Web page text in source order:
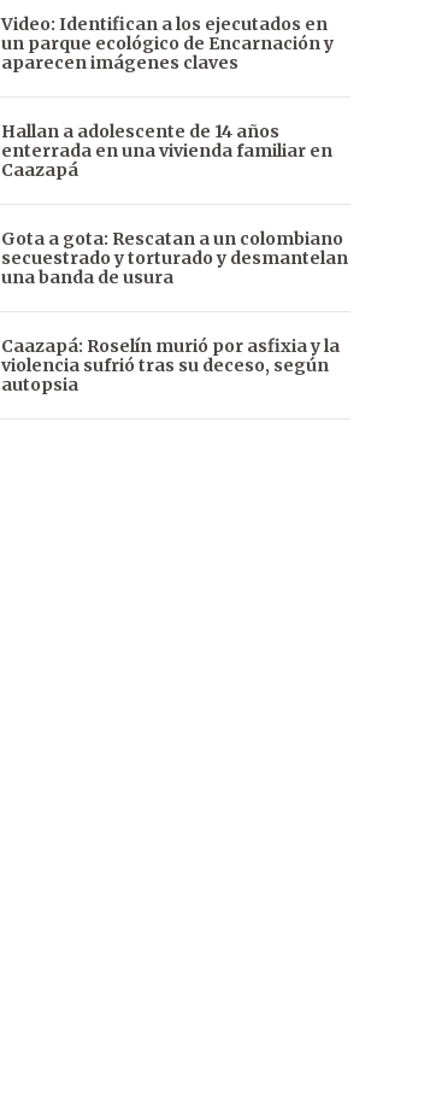
Video: Identifican a los ejecutados en
un parque ecológico de Encarnación y
aparecen imágenes claves
Hallan a adolescente de 14 años
enterrada en una vivienda familiar en
Caazapá
Gota a gota: Rescatan a un colombiano
secuestrado y torturado y desmantelan
una banda de usura
Caazapá: Roselín murió por asfixia y la
violencia sufrió tras su deceso, según
autopsia